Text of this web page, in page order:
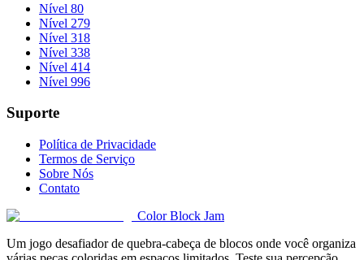
Nível 80
Nível 279
Nível 318
Nível 338
Nível 414
Nível 996
Suporte
Política de Privacidade
Termos de Serviço
Sobre Nós
Contato
Color Block Jam
Um jogo desafiador de quebra-cabeça de blocos onde você organiza